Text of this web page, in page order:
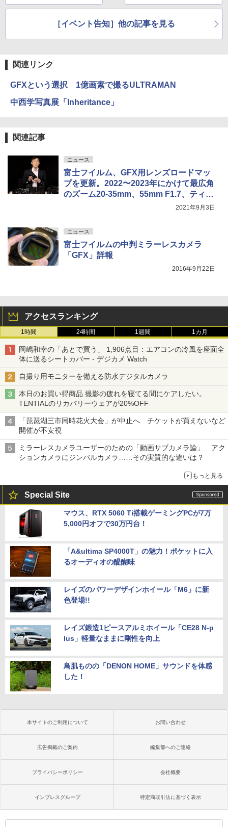
日（水）〜7日（月）
&レンズ体験会」8会場
［イベント告知］他の記事を見る
関連リンク
GFXという選択 1億画素で撮るULTRAMAN
中西学写真展「Inheritance」
関連記事
ニュース
富士フイルム、GFX用レンズロードマッ
プを更新。2022〜2023年にかけて最広角
のズーム20-35mm、55mm F1.7、ティル
2021年9月3日
ニュース
富士フイルムの中判ミラーレスカメラ
「GFX」詳報
2016年9月22日
アクセスランキング
1時間 24時間 1週間 1カ月
岡嶋和幸の「あとで買う」 1,906点目：エアコンの冷風を座面全
体に送るシートカバー - デジカメ Watch
自撮り用モニターを備える防水デジタルカメラ
本日のお買い得商品 撮影の疲れを寝てる間にケアしたい。
TENTIALのリカバリーウェアが20%OFF
「琵琶湖三市同時花火大会」が中止へ チケットが買えないなど
開催が不安視
ミラーレスカメラユーザーのための「動画サブカメラ論」 アク
ションカメラにジンバルカメラ……その実質的な違いは？
もっと見る
Special Site
マウス、RTX 5060 Ti搭載ゲーミングPCが7万
5,000円オフで30万円台！
「A&ultima SP4000T」の魅力！ポケットに入
るオーディオの醍醐味
レイズのパワーデザインホイール「M6」に新
色登場!!
レイズ鍛造1ピースアルミホイール「CE28 N-p
lus」軽量なままに剛性を向上
鳥肌ものの「DENON HOME」サウンドを体感
した！
本サイトのご利用について お問い合わせ
広告掲載のご案内 編集部へのご連絡
プライバシーポリシー 会社概要
インプレスグループ 特定商取引法に基づく表示